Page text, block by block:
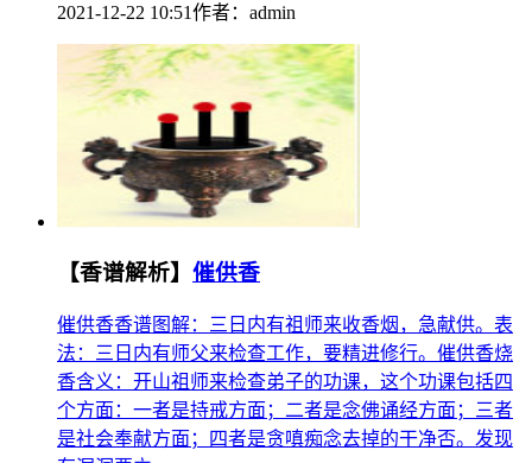
2021-12-22 10:51作者： admin
【香谱解析】 催供香
催供香香谱图解：三日内有祖师来收香烟，急献供。表
法：三日内有师父来检查工作，要精进修行。催供香烧
香含义：开山祖师来检查弟子的功课，这个功课包括四
个方面：一者是持戒方面；二者是念佛诵经方面；三者
是社会奉献方面；四者是贪嗔痴念去掉的干净否。发现